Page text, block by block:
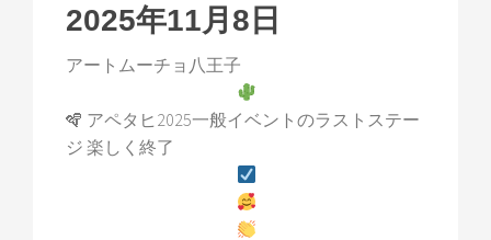
2025年11月8日
アートムーチョ八王子
🪇 アペタヒ2025一般イベントのラストステー
ジ 楽しく終了